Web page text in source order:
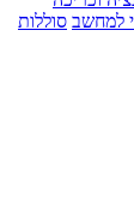
למחשב סוללות